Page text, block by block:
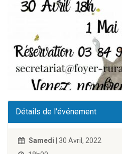
Détails de l'événement
Samedi | 30 Avril, 2022